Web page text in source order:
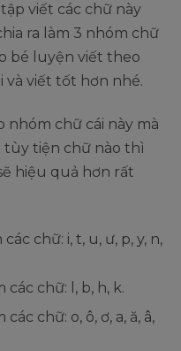
viết các chữ này
ra làm 3 nhóm chữ
bé luyện viết theo
và viết tốt hơn nhé.
nhóm chữ cái này mà
tiện chữ nào thì
hiệu quả hơn rất
chữ: i, t, u, ư, p, y, n,
các chữ: l, b, h, k.
chữ: o, ô, ơ, a, ă, â,